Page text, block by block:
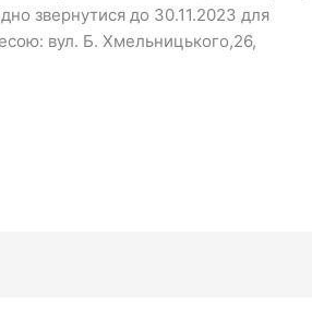
звернутися до 30.11.2023 для
вул. Б. Хмельницького,26,